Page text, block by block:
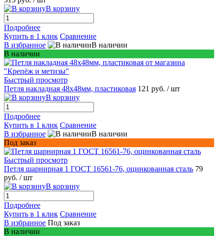
В корзину
Подробнее
Купить в 1 клик Сравнение
В избранное
В наличии
В наличии
Быстрый просмотр
Петля накладная 48х48мм, пластиковая 121 руб. / шт
В корзину
Подробнее
Купить в 1 клик Сравнение
В избранное
В наличии
Под заказ
Быстрый просмотр
Петля шарнирная 1 ГОСТ 16561-76, оцинкованная сталь 79
руб. / шт
В корзину
Подробнее
Купить в 1 клик Сравнение
В избранное Под заказ
В наличии